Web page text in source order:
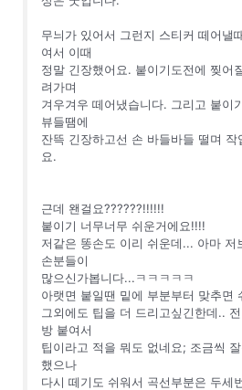
무늬가 있어서 그런지 스티커 떼어낼
여서 이때
정말 긴장했어요. 붙이기도전에 찢어
려가며
겨우겨우 떼어냈습니다. 그리고 붙이
뷰들땜에
잔뜩 긴장하고선 손 바들바들 떨며 작
요.
근데 왠걸요??????!!!!!!
붙이기 너무너무 쉬운거에요!!!!
저같은 똥손도 이리 쉬운데... 아마 저
손분들이
많으신가봅니다...ㅋㅋㅋㅋㅋ
아랫면 붙일땐 밑에 부분부터 맞추면
그외에도 팁을 더 드리고싶긴한데..
방 붙여서
팁이라고 적을 뭐도 없네요; 조금씩
했으나
다시 떼기도 쉬워서 곡선부분은 두세